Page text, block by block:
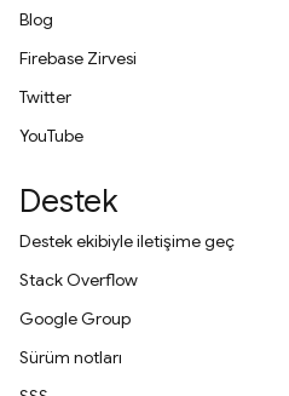
Blog
Firebase Zirvesi
Twitter
YouTube
Destek
Destek ekibiyle iletişime geç
Stack Overflow
Google Group
Sürüm notları